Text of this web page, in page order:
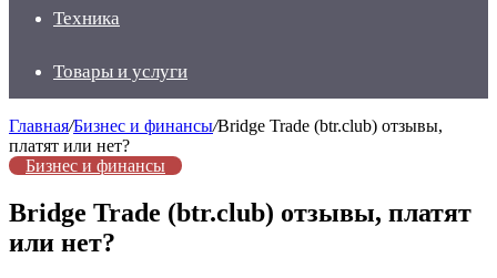
Техника
Товары и услуги
Главная/Бизнес и финансы/Bridge Trade (btr.club) отзывы,
платят или нет?
Бизнес и финансы
Bridge Trade (btr.club) отзывы, платят
или нет?